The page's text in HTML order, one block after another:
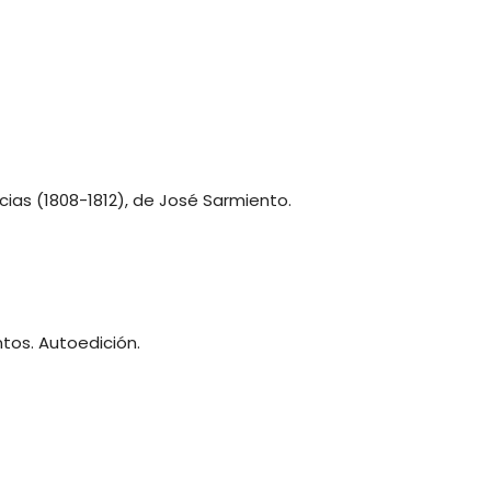
(1808-1812), de José Sarmiento.
Autoedición.